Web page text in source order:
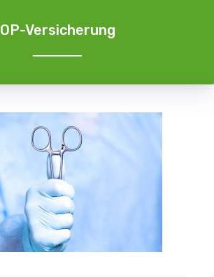
OP-Versicherung